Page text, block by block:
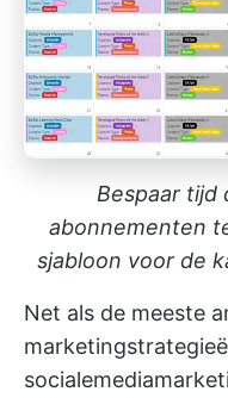
Bespaar tijd
abonnementen
sjabloon voor de
Net als de meeste